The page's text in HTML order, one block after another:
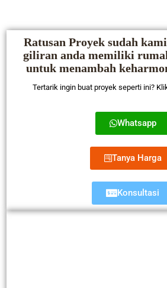
Ratusan Proyek sudah
giliran anda memiliki
untuk menambah
Tertarik ingin buat proyek seperti ini?
Whatsapp
Tanya Harga
Konsultasi